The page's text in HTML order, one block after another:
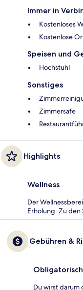
Immer in
Kostenloses
Kostenlose
Speisen und
Hochstuhl
Sonstiges
Zimmersafe
Highlights
Wellness
Der
Erholung. Zu den
Gebühren &
Du wirst